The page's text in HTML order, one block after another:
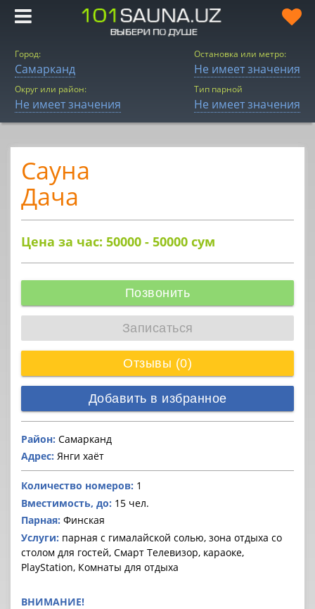
Город:
Самарканд
Округ или район:
Не имеет значения
Остановка или метро:
Не имеет значения
Тип парной
Не имеет значения
Сауна
Дача
Цена за час: 50000 - 50000 сум
Позвонить
Записаться
Отзывы (0)
Добавить в избранное
Район: Самарканд
Адрес: Янги хаёт
Количество номеров: 1
Вместимость, до: 15 чел.
Парная: Финская
Услуги: парная с гималайской солью, зона отдыха со
столом для гостей, Смарт Телевизор, караоке,
PlayStation, Комнаты для отдыха
ВНИМАНИЕ!